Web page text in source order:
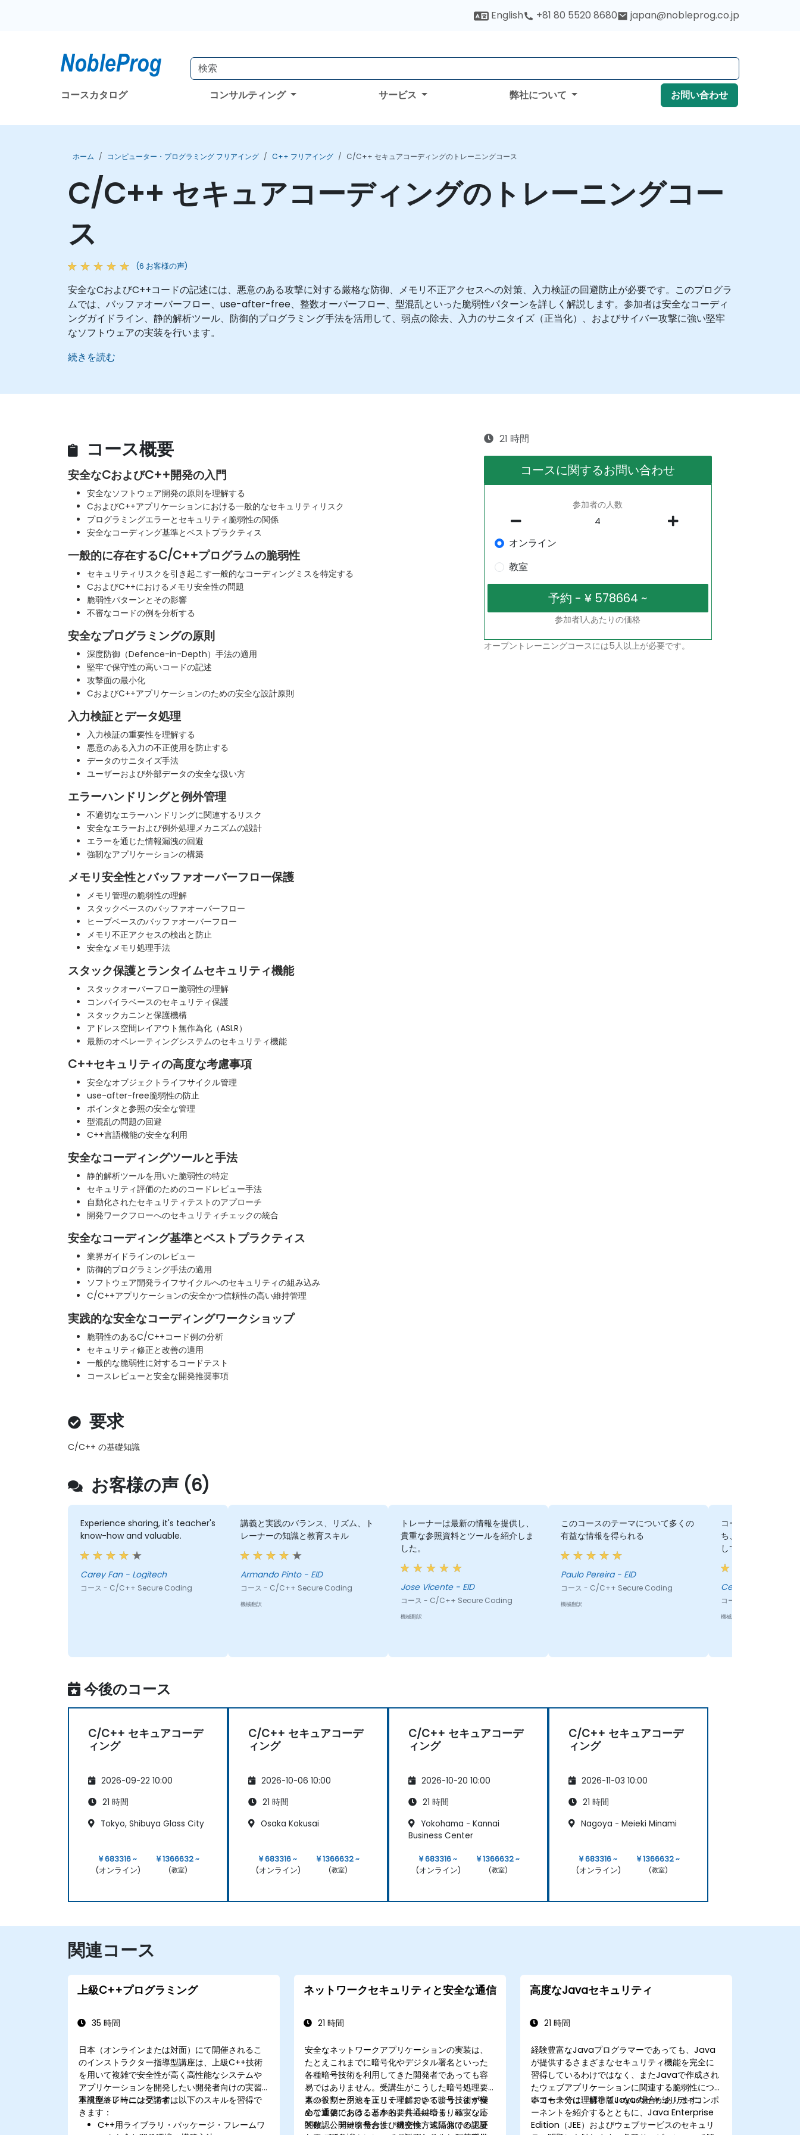
English +81 80 5520 8680 japan@nobleprog.co.jp
コースカタログ コンサルティング サービス 弊社について お問い合わせ
ホーム コンピューター・プログラミング フリアイング C++ フリアイング C/C++ セキュアコーディングのトレーニングコース
C/C++ セキュアコーディングのトレーニングコー
ス
(6 お客様の声)
安全なCおよびC++コードの記述には、悪意のある攻撃に対する厳格な防御、メモリ不正アクセスへの対策、入力検証の回避防止が必要です。このプログラ
ムでは、バッファオーバーフロー、use-after-free、整数オーバーフロー、型混乱といった脆弱性パターンを詳しく解説します。参加者は安全なコーディ
ングガイドライン、静的解析ツール、防御的プログラミング手法を活用して、弱点の除去、入力のサニタイズ（正当化）、およびサイバー攻撃に強い堅牢
なソフトウェアの実装を行います。
続きを読む
コース概要
安全なCおよびC++開発の入門
安全なソフトウェア開発の原則を理解する
CおよびC++アプリケーションにおける一般的なセキュリティリスク
プログラミングエラーとセキュリティ脆弱性の関係
安全なコーディング基準とベストプラクティス
一般的に存在するC/C++プログラムの脆弱性
セキュリティリスクを引き起こす一般的なコーディングミスを特定する
CおよびC++におけるメモリ安全性の問題
脆弱性パターンとその影響
不審なコードの例を分析する
安全なプログラミングの原則
深度防御（Defence-in-Depth）手法の適用
堅牢で保守性の高いコードの記述
攻撃面の最小化
CおよびC++アプリケーションのための安全な設計原則
入力検証とデータ処理
入力検証の重要性を理解する
悪意のある入力の不正使用を防止する
データのサニタイズ手法
ユーザーおよび外部データの安全な扱い方
エラーハンドリングと例外管理
不適切なエラーハンドリングに関連するリスク
安全なエラーおよび例外処理メカニズムの設計
エラーを通じた情報漏洩の回避
強靭なアプリケーションの構築
メモリ安全性とバッファオーバーフロー保護
メモリ管理の脆弱性の理解
スタックベースのバッファオーバーフロー
ヒープベースのバッファオーバーフロー
メモリ不正アクセスの検出と防止
安全なメモリ処理手法
スタック保護とランタイムセキュリティ機能
スタックオーバーフロー脆弱性の理解
コンパイラベースのセキュリティ保護
スタックカニンと保護機構
アドレス空間レイアウト無作為化（ASLR）
最新のオペレーティングシステムのセキュリティ機能
C++セキュリティの高度な考慮事項
安全なオブジェクトライフサイクル管理
use-after-free脆弱性の防止
ポインタと参照の安全な管理
型混乱の問題の回避
C++言語機能の安全な利用
安全なコーディングツールと手法
静的解析ツールを用いた脆弱性の特定
セキュリティ評価のためのコードレビュー手法
自動化されたセキュリティテストのアプローチ
開発ワークフローへのセキュリティチェックの統合
安全なコーディング基準とベストプラクティス
業界ガイドラインのレビュー
防御的プログラミング手法の適用
ソフトウェア開発ライフサイクルへのセキュリティの組み込み
C/C++アプリケーションの安全かつ信頼性の高い維持管理
実践的な安全なコーディングワークショップ
脆弱性のあるC/C++コード例の分析
セキュリティ修正と改善の適用
一般的な脆弱性に対するコードテスト
コースレビューと安全な開発推奨事項
要求
C/C++ の基礎知識
21 時間
コースに関するお問い合わせ
参加者の人数
オンライン
教室
参加者1人あたりの価格
オープントレーニングコースには5人以上が必要です。
お客様の声 (6)
Experience sharing, it's teacher's
know-how and valuable.
Carey Fan - Logitech
コース - C/C++ Secure Coding
講義と実践のバランス、リズム、ト
レーナーの知識と教育スキル
Armando Pinto - EID
コース - C/C++ Secure Coding
機械翻訳
トレーナーは最新の情報を提供し、
貴重な参照資料とツールを紹介しま
した。
Jose Vicente - EID
コース - C/C++ Secure Coding
機械翻訳
このコースのテーマについて多くの
有益な情報を得られる
Paulo Pereira - EID
コース - C/C++ Secure Coding
機械翻訳
コーチは確固たる知
ち、スライドが美し
しています。
Celso Almeida -
コース - C/C++
機械翻訳
今後のコース
C/C++ セキュアコーデ
ィング
2026-09-22 10:00
21 時間
Tokyo, Shibuya Glass City
¥ 683316 ~
(オンライン)
¥ 1366632 ~
(教室)
C/C++ セキュアコーデ
ィング
2026-10-06 10:00
21 時間
Osaka Kokusai
¥ 683316 ~
(オンライン)
¥ 1366632 ~
(教室)
C/C++ セキュアコーデ
ィング
2026-10-20 10:00
21 時間
Yokohama - Kannai
Business Center
¥ 683316 ~
(オンライン)
¥ 1366632 ~
(教室)
C/C++ セキュアコーデ
ィング
2026-11-03 10:00
21 時間
Nagoya - Meieki Minami
¥ 683316 ~
(オンライン)
¥ 1366632 ~
(教室)
関連コース
上級C++プログラミング
35 時間
日本（オンラインまたは対面）にて開催されるこ
のインストラクター指導型講座は、上級C++技術
を用いて複雑で安全性が高く高性能なシステムや
アプリケーションを開発したい開発者向けの実習
重視型トレーニングです。
本講座終了時には受講者は以下のスキルを習得で
きます：
C++用ライブラリ・パッケージ・フレームワ
ネットワークセキュリティと安全な通信
21 時間
安全なネットワークアプリケーションの実装は、
たとえこれまでに暗号化やデジタル署名といった
各種暗号技術を利用してきた開発者であっても容
易ではありません。受講生がこうした暗号処理要
素の役割と用法を正しく理解できるよう、まず安
全な通信における基本的要件――つまり確実な応
答確認、データ整合性、機密性、遠隔側での認証
ネットワークセキュリティにおいて暗号技術が極
めて重要であることから、共通鍵暗号、ハッシュ
関数、公開鍵暗号および鍵交換方式における主要
高度なJavaセキュリティ
21 時間
経験豊富なJavaプログラマーであっても、Java
が提供するさまざまなセキュリティ機能を完全に
習得しているわけではなく、またJavaで作成され
たウェブアプリケーションに関連する脆弱性につ
いても十分に理解していない場合があります。
本コースでは、標準版Javaのセキュリティコンポ
ーネントを紹介するとともに、Java Enterprise
Edition（JEE）およびウェブサービスのセキュリ